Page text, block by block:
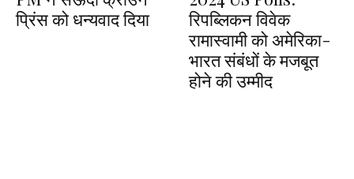
प्रिंस को धन्यवाद दिया
रिपब्लिकन विवेक
रामास्वामी को अमेरिका-
भारत संबंधों के मजबूत
होने की उम्मीद